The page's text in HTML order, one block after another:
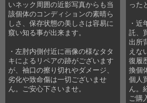
いネック周囲の近影写真からも当
該個体のコンディションの素晴ら
しさ、保存状態の美しさは容易に
窺い知る事が出来ます。
・左肘内側付近に画像の様なタタ
キによるリペアの跡がございます
が、袖口の擦り切れやダメージ、
劣化や致命傷は一切ございませ
ん。ご安心下さいませ。
った
・近
託、
出所
えな
復履
換個
個人
ん。
ご購